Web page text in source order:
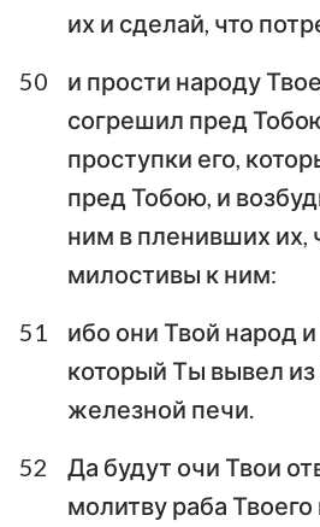
их и сделай, что
50
и прости народу
согрешил пред
проступки его,
пред Тобою, и
ним в пленивших их,
милостивы к ним:
51
ибо они Твой народ и
который Ты вывел из
железной печи.
52
Да будут очи Твои
молитву раба